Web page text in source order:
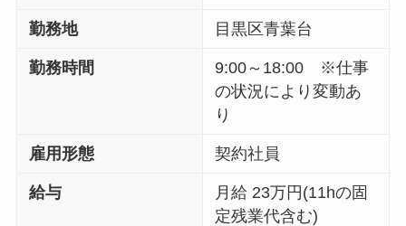
勤務地 目黒区青葉台
勤務時間
9:00～18:00 ※仕事
の状況により変動あ
り
雇用形態 契約社員
給与
月給 23万円(11hの固
定残業代含む)